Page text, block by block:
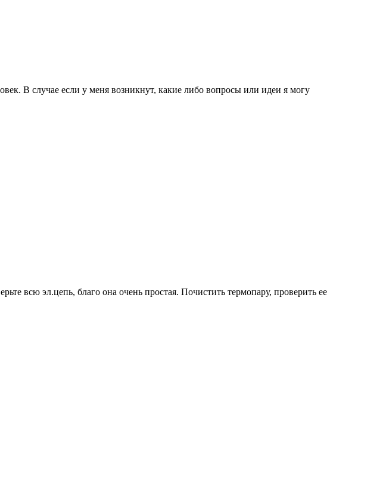
В случае если у меня возникнут, какие либо вопросы или идеи я могу
всю эл.цепь, благо она очень простая. Почистить термопару, проверить ее